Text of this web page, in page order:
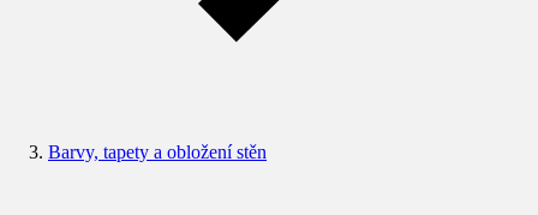
Barvy, tapety a obložení stěn